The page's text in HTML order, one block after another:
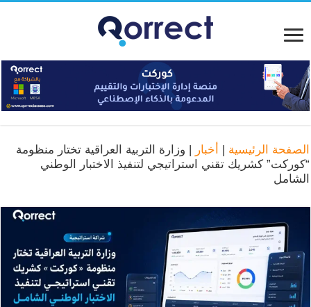
الصفحة الرئيسية | أخبار | وزارة التربية العراقية تختار منظومة
“كوركت” كشريك تقني استراتيجي لتنفيذ الاختبار الوطني
الشامل